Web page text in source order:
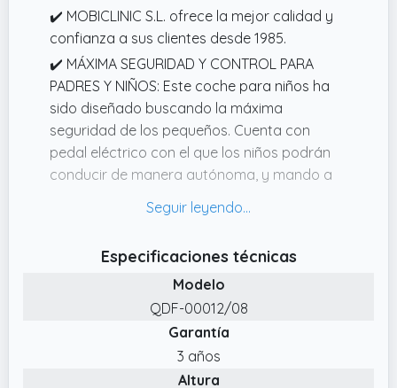
✔️ MOBICLINIC S.L. ofrece la mejor calidad y
confianza a sus clientes desde 1985.
✔️ MÁXIMA SEGURIDAD Y CONTROL PARA
PADRES Y NIÑOS: Este coche para niños ha
sido diseñado buscando la máxima
seguridad de los pequeños. Cuenta con
pedal eléctrico con el que los niños podrán
conducir de manera autónoma, y mando a
tomar el control del coche para garantizar
✔️ DIVERSIÓN ININTERRUMPIDA: Gracias a sus
dos motores y a su batería 12 V de larga
duración este coche para bebe está
diseñado para mantener la emoción en
marcha durante largos periodos. Con una
velocidad máxima de 5km/h, es ideal para
Especificaciones técnicas
Modelo
QDF-00012/08
Garantía
3 años
Altura